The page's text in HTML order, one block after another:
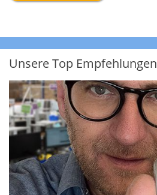
Unsere Top Empfehlungen